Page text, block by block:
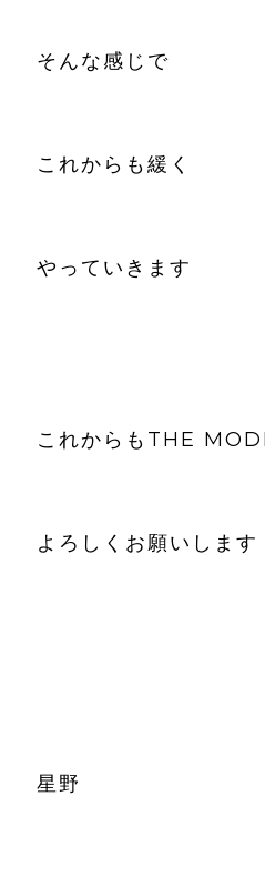
そんな感じで
これからも緩く
やっていきます
これからもTHE
よろしくお願いします
星野